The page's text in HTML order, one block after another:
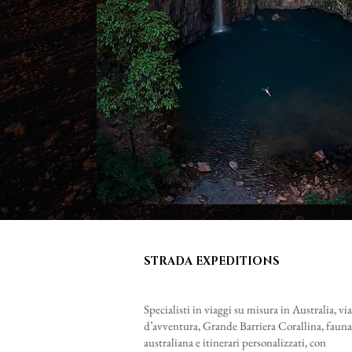
STRADA EXPEDITIONS
Specialisti in viaggi su misura in Australia,
d’avventura, Grande Barriera Corallina, fauna
australiana e itinerari personalizzati, con